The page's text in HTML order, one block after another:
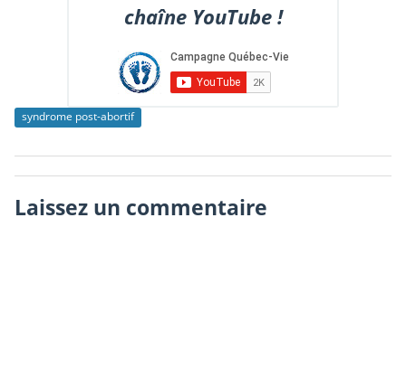
chaîne YouTube !
syndrome post-abortif
Laissez un commentaire